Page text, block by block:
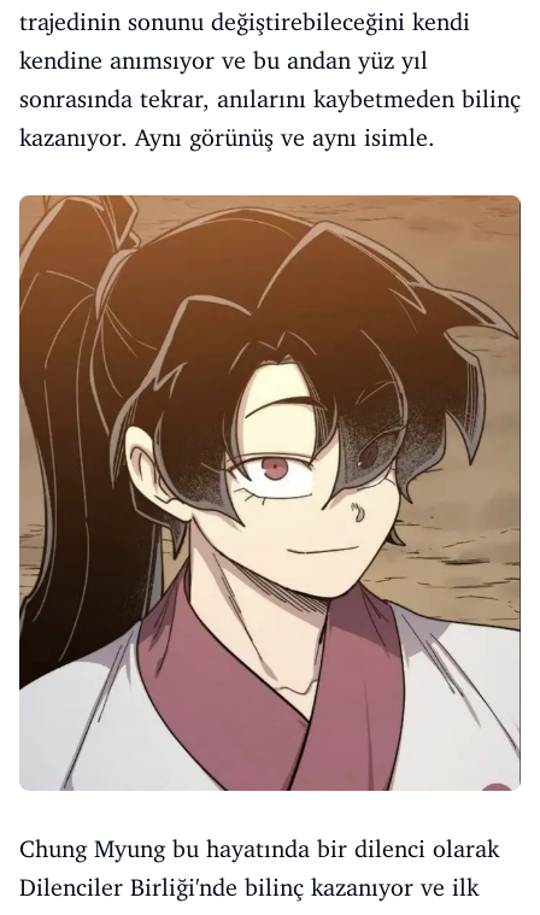
trajedinin sonunu değiştirebileceğini kendi
kendine anımsıyor ve bu andan yüz yıl
sonrasında tekrar, anılarını kaybetmeden bilinç
kazanıyor. Aynı görünüş ve aynı isimle.
Chung Myung bu hayatında bir dilenci olarak
Dilenciler Birliği'nde bilinç kazanıyor ve ilk